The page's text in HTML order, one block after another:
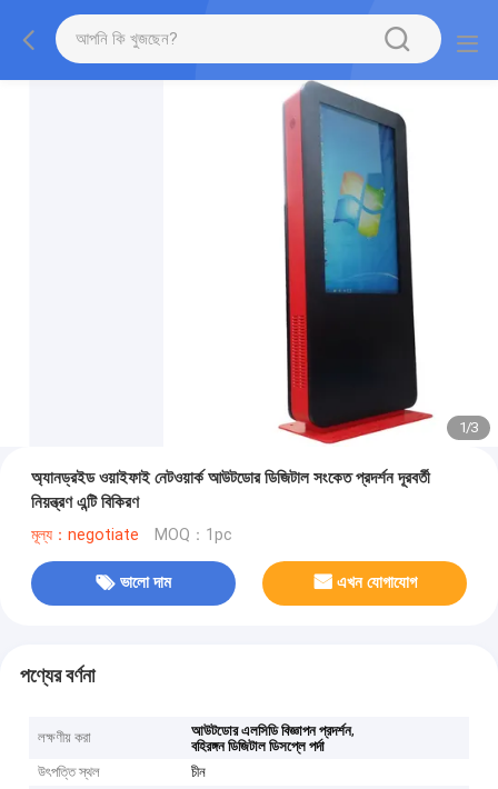
1/3
অ্যানড্রইড ওয়াইফাই নেটওয়ার্ক আউটডোর ডিজিটাল সংকেত প্রদর্শন দূরবর্তী
নিয়ন্ত্রণ এন্টি বিকিরণ
মূল্য：negotiate MOQ：1pc
ভালো দাম এখন যোগাযোগ
পণ্যের বর্ণনা
লক্ষণীয় করা আউটডোর এলসিডি বিজ্ঞাপন প্রদর্শন,
বহিরঙ্গন ডিজিটাল ডিসপ্লে পর্দা
উৎপত্তি স্থল
চীন